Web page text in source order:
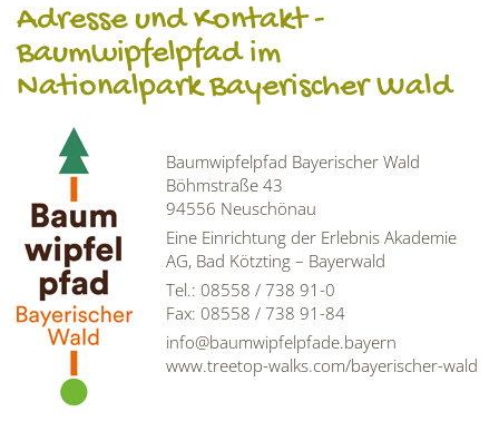
Adresse und Kontakt -
Baumwipfelpfad im
Nationalpark Bayerischer Wald
Baumwipfelpfad Bayerischer Wald
Böhmstraße 43
94556 Neuschönau
Eine Einrichtung der Erlebnis Akademie
AG, Bad Kötzting – Bayerwald
Tel.: 08558 / 738 91-0
Fax: 08558 / 738 91-84
info@baumwipfelpfade.bayern
www.treetop-walks.com/bayerischer-wald